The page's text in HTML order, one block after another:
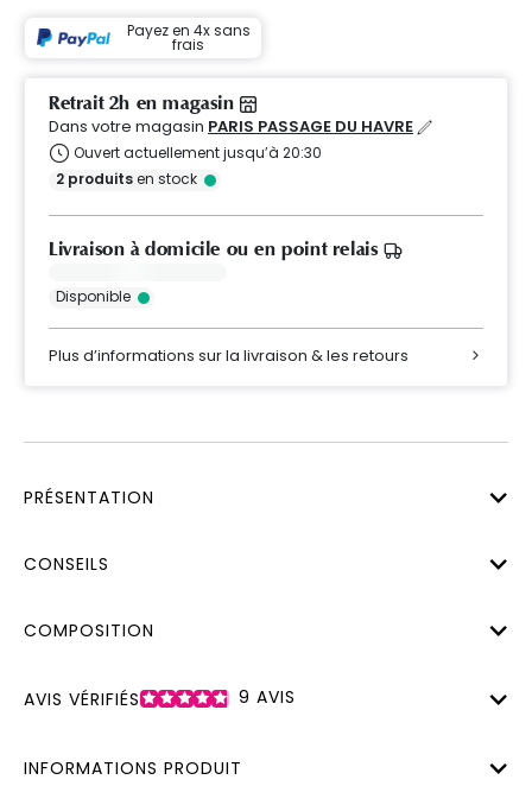
Payez en 4x sans
frais
Retrait 2h en magasin
Dans votre magasin PARIS PASSAGE DU HAVRE
Ouvert actuellement jusqu’à 20:30
2 produitsen stock
Livraison à domicile ou en point relais
Disponible
Plus d’informations sur la livraison & les retours
PRÉSENTATION
CONSEILS
COMPOSITION
AVIS VÉRIFIÉS 9 AVIS
INFORMATIONS PRODUIT